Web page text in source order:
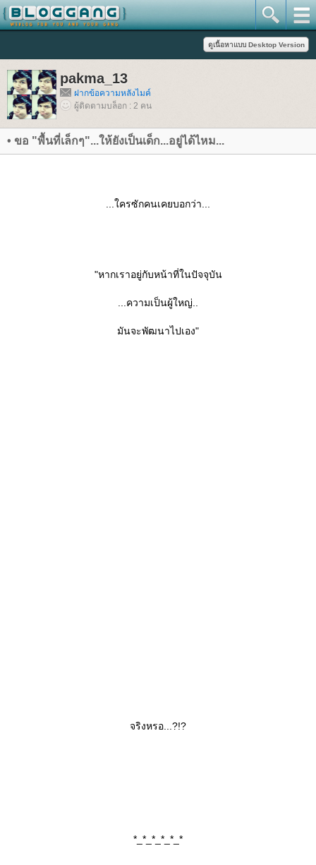
pakma_13
ฝากข้อความหลังไมค์
ผู้ติดตามบล็อก : 2 คน
• ขอ "พื้นที่เล็กๆ"...ให้ยังเป็นเด็ก...อยู่ได้ไหม...
...ใครซักคนเคยบอกว่า...
"หากเราอยู่กับหน้าที่ในปัจจุบัน
...ความเป็นผู้ใหญ่..
มันจะพัฒนาไปเอง"
จริงหรอ...?!?‎
*_*_*_*_*_*